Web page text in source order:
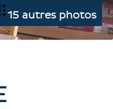
15 autres photos